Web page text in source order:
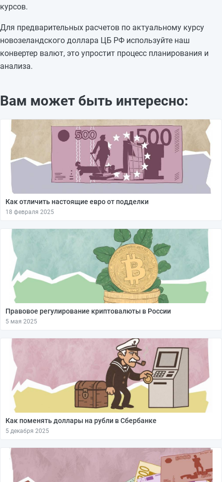
09.01.2026
курсов.
Для предварительных расчетов по актуальному курсу
новозеландского доллара ЦБ РФ используйте наш
конвертер валют, это упростит процесс планирования и
анализа.
Вам может быть интересно:
Как отличить настоящие евро от подделки
18 февраля 2025
Правовое регулирование криптовалюты в России
5 мая 2025
Как поменять доллары на рубли в Сбербанке
5 декабря 2025